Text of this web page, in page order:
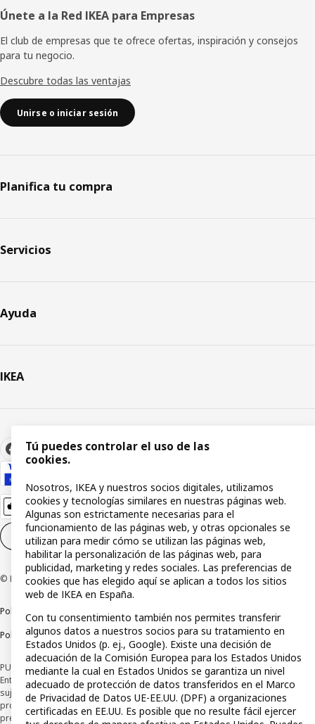
Únete a la Red IKEA para Empresas
El club de empresas que te ofrece ofertas, inspiración y consejos
para tu negocio.
Descubre todas las ventajas
Unirse o iniciar sesión
Planifica tu compra
Servicios
Ayuda
IKEA
Configuración de cookies ES
© Inter IKEA Systems B.V 1999-2026
Política de privacidad Política de cookies Términos y condiciones
Política de divulgación responsable
PUBLICIDAD: *Financiación a través de la tarjeta IKEA VISA emitida por la
Entidad de Pago híbrida CaixaBank Payments & Consumer, E.F.C., E.P., S.A.U., y
sujeta a su organización. La entidad ha escogido como sistema de
protección de los fondos recibidos de usuarios de servicios de pago que
presta su depósito en una cuenta bancaria separada abierta en CaixaBank,
Tú puedes controlar el uso de las
cookies.
Nosotros, IKEA y nuestros socios digitales, utilizamos
cookies y tecnologías similares en nuestras páginas web.
Algunas son estrictamente necesarias para el
funcionamiento de las páginas web, y otras opcionales se
utilizan para medir cómo se utilizan las páginas web,
habilitar la personalización de las páginas web, para
publicidad, marketing y redes sociales. Las preferencias de
cookies que has elegido aquí se aplican a todos los sitios
web de IKEA en España.
Con tu consentimiento también nos permites transferir
algunos datos a nuestros socios para su tratamiento en
Estados Unidos (p. ej., Google). Existe una decisión de
adecuación de la Comisión Europea para los Estados Unidos
mediante la cual en Estados Unidos se garantiza un nivel
adecuado de protección de datos transferidos en el Marco
de Privacidad de Datos UE-EE.UU. (DPF) a organizaciones
certificadas en EE.UU. Es posible que no resulte fácil ejercer